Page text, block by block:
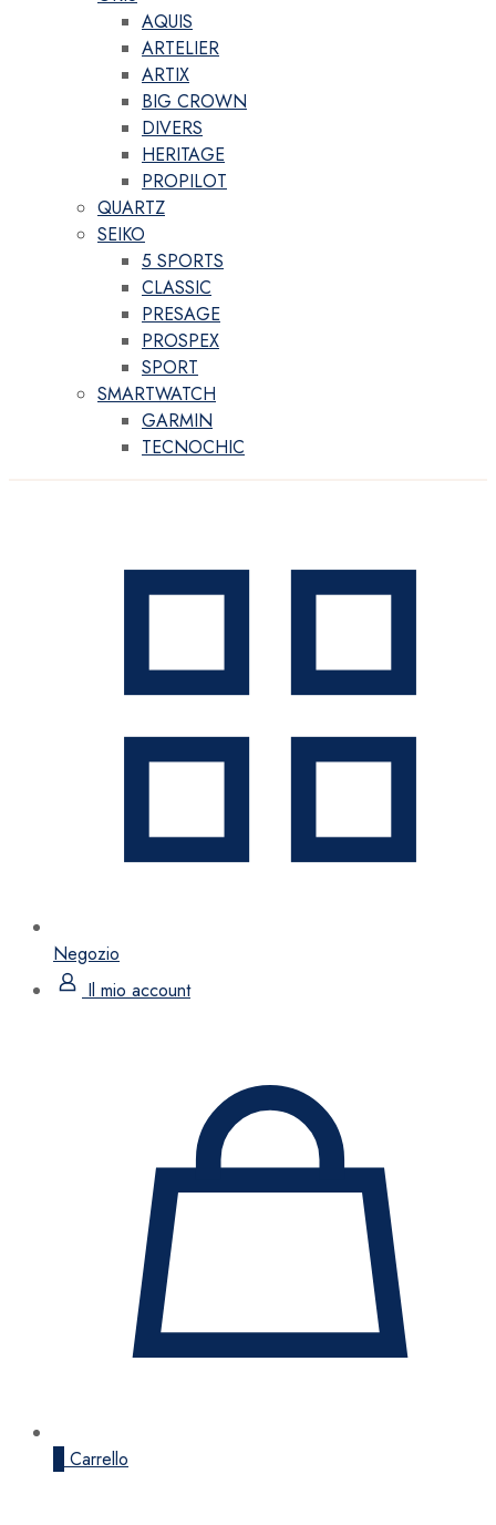
AQUIS
ARTELIER
ARTIX
BIG CROWN
DIVERS
HERITAGE
PROPILOT
QUARTZ
SEIKO
5 SPORTS
CLASSIC
PRESAGE
PROSPEX
SPORT
SMARTWATCH
GARMIN
TECNOCHIC
Negozio
Il mio account
Carrello